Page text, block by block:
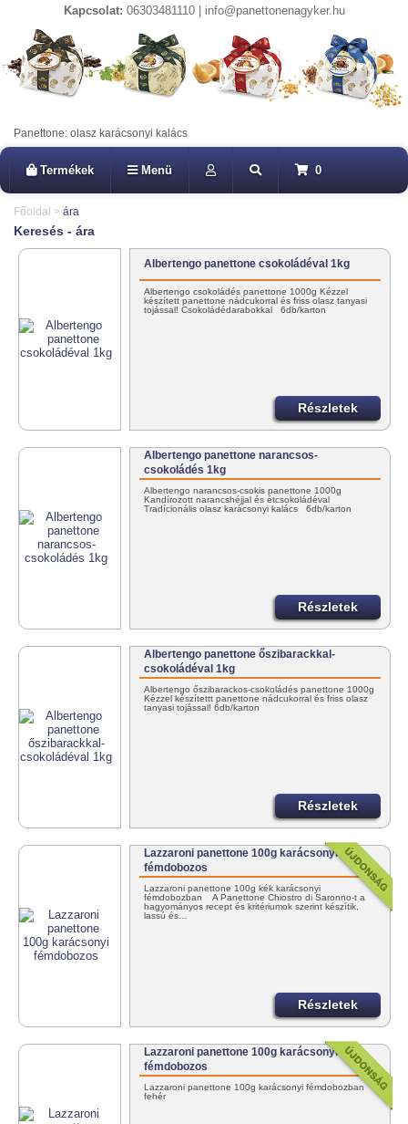
Kapcsolat: 06303481110 | info@panettonenagyker.hu
Panettone: olasz karácsonyi kalács
Termékek Menü 0
Főoldal > ára
Keresés - ára
Albertengo panettone csokoládéval 1kg
Albertengo csokoládés panettone 1000g Kézzel
készített panettone nádcukorral és friss olasz tanyasi
tojással! Csokoládédarabokkal 6db/karton
Részletek
Albertengo panettone narancsos-
csokoládés 1kg
Albertengo narancsos-csokis panettone 1000g
Kandírozott narancshéjjal és étcsokoládéval
Tradícionális olasz karácsonyi kalács 6db/karton
Részletek
Albertengo panettone őszibarackkal-
csokoládéval 1kg
Albertengo őszibarackos-csokoládés panettone 1000g
Kézzel készítettt panettone nádcukorral és friss olasz
tanyasi tojással! 6db/karton
Részletek
Lazzaroni panettone 100g karácsonyi
fémdobozos
Lazzaroni panettone 100g kék karácsonyi
fémdobozban A Panettone Chiostro di Saronno-t a
hagyományos recept és kritériumok szerint készítik,
lassú és…
Részletek
Lazzaroni panettone 100g karácsonyi
fémdobozos
Lazzaroni panettone 100g karácsonyi fémdobozban
fehér